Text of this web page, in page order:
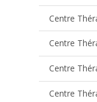
Centre
Centre
Centre
Centre